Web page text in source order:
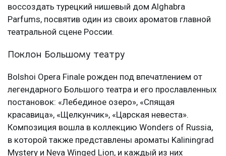
воссоздать турецкий нишевый дом Alghabra
Parfums, посвятив один из своих ароматов главной
театральной сцене России.
Поклон Большому театру
Bolshoi Opera Finale рожден под впечатлением от
легендарного Большого театра и его прославленных
постановок: «Лебединое озеро», «Спящая
красавица», «Щелкунчик», «Царская невеста».
Композиция вошла в коллекцию Wonders of Russia,
в которой также представлены ароматы Kaliningrad
Mystery и Neva Winged Lion, и каждый из них